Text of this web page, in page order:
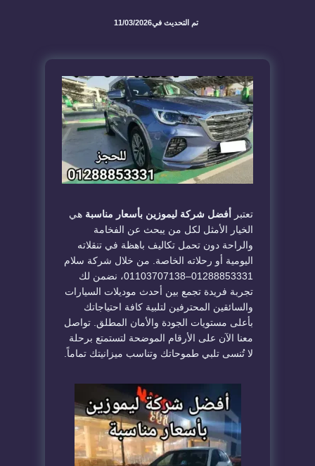
تم التحديث في11/03/2026
تعتبر أفضل شركة ليموزين بأسعار مناسبة هي
الخيار الأمثل لكل من يبحث عن الفخامة
والراحة دون تحمل تكاليف باهظة في تنقلاته
اليومية أو رحلاته الخاصة. من خلال شركة سلام
01288853331–01103707138، نضمن لك
تجربة فريدة تجمع بين أحدث موديلات السيارات
والسائقين المحترفين لتلبية كافة احتياجاتك
بأعلى مستويات الجودة والأمان المطلق. تواصل
معنا الآن على الأرقام الموضحة لتستمتع برحلة
لا تُنسى تلبي طموحاتك وتناسب ميزانيتك تماماً.